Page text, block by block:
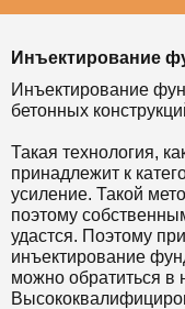
Инъектирование
Инъектирование
бетонных
Такая технология,
принадлежит к
усиление. Такой
поэтому
удастся. Поэтому
инъектирование
можно обратиться